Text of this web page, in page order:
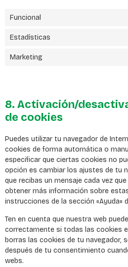
Funcional
Estadísticas
Marketing
8. Activación/
de cookies
Puedes utilizar tu navegador de
cookies de forma automática o
especificar que ciertas cookies no
opción es cambiar los ajustes de tu
que recibas un mensaje cada vez
obtener más información sobre
instrucciones de la sección «Ayuda»
Ten en cuenta que nuestra web
correctamente si todas las cookies
borras las cookies de tu navegador,
después de tu consentimiento
webs.